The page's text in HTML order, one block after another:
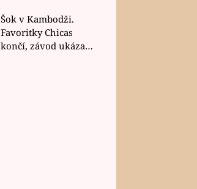
závodu nůž na krku
Šok v Kambodži.
Favoritky Chicas
končí, závod ukázal